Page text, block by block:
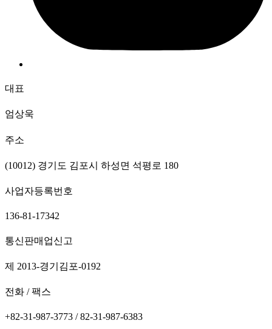
대표
엄상욱
주소
(10012) 경기도 김포시 하성면 석평로 180
사업자등록번호
136-81-17342
통신판매업신고
제 2013-경기김포-0192
전화 / 팩스
+82-31-987-3773 / 82-31-987-6383